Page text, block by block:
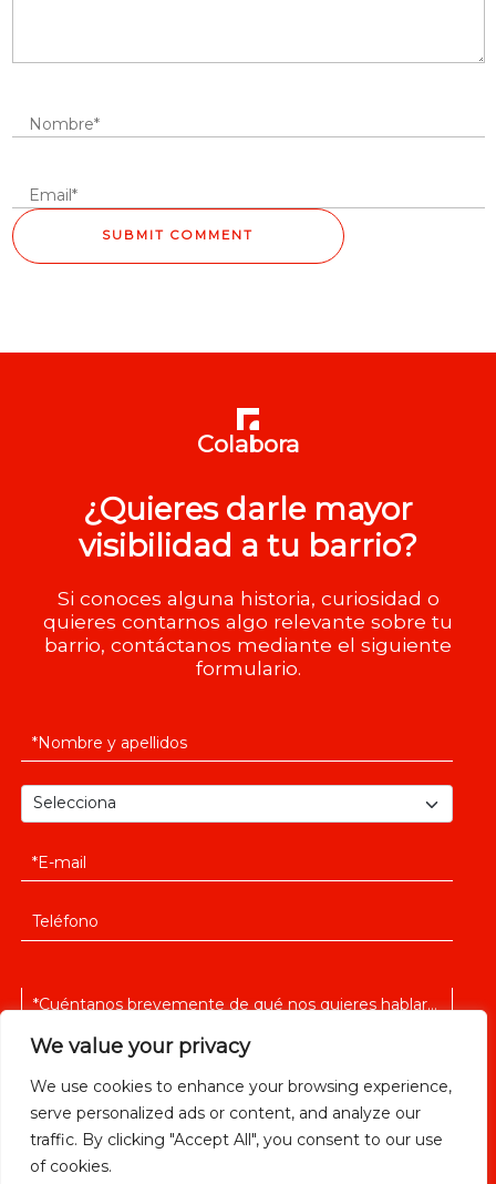
We value your privacy
We use cookies to enhance your browsing experience,
serve personalized ads or content, and analyze our
traffic. By clicking "Accept All", you consent to our use
of cookies.
Colabora
¿Quieres darle mayor
visibilidad a tu barrio?
Si conoces alguna historia, curiosidad o
quieres contarnos algo relevante sobre tu
barrio, contáctanos mediante el siguiente
formulario.
He leido y acepto la política de privacidad